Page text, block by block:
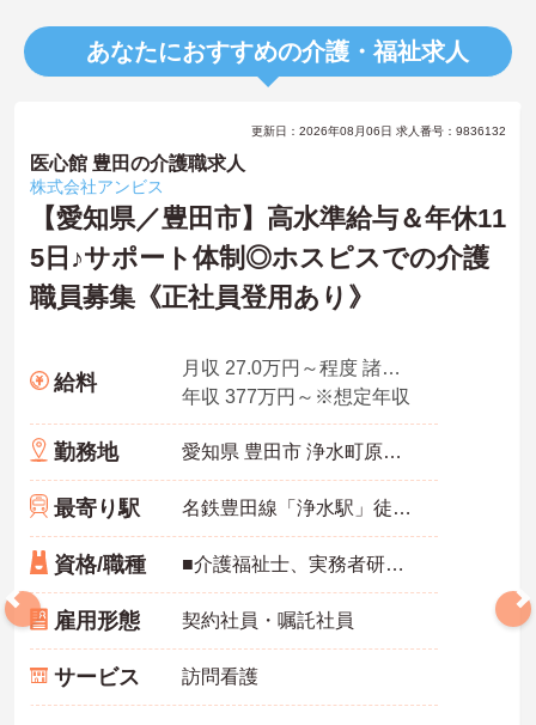
あなたにおすすめの介護・福祉求人
更新日：2026年08月06日 求人番号：9836132
医心館 豊田の介護職求人
株式会社アンビス
【愛知県／豊田市】高水準給与＆年休11
5日♪サポート体制◎ホスピスでの介護
職員募集《正社員登用あり》
給料
月収 27.0万円～程度 諸手当込・夜勤4回/月想定
年収 377万円～※想定年収
勤務地 愛知県 豊田市 浄水町原山277
最寄り駅 名鉄豊田線「浄水駅」徒歩10分
資格/職種 ■介護福祉士、実務者研修、初任者研修 いずれか ※特養、老健、病院、有老などの実務経験1年以上ある方 ※身体介護の経験年以上ある方、機械浴の使用の経験のある方歓迎
雇用形態 契約社員・嘱託社員
サービス 訪問看護